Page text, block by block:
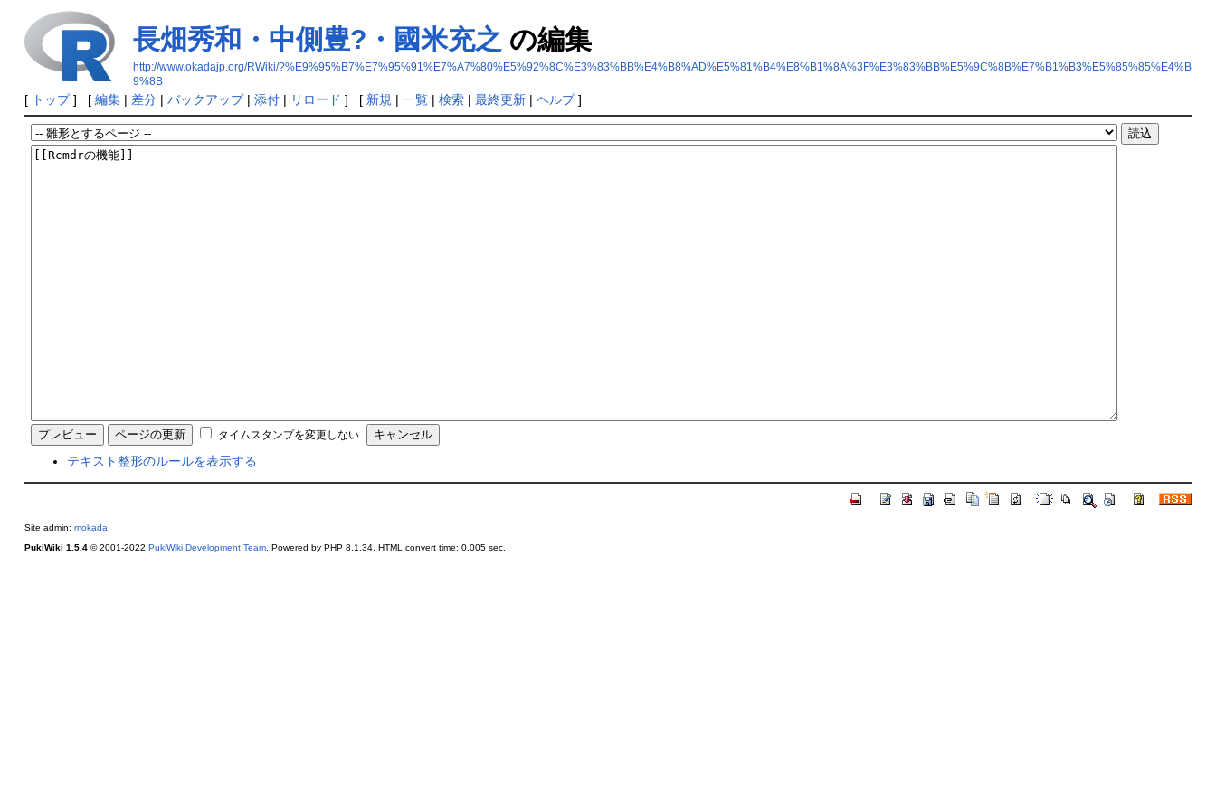
長畑秀和・中側豊?・國米充之 の編集
http://www.okadajp.org/RWiki/?%E9%95%B7%E7%95%91%E7%A7%80%E5%92%8C%E3%83%BB%E4%B8%AD%E5%81%B4%E8%B1%8A%3F%E3%83%BB%E5%9C%8B%E7%B1%B3%E5%85%85%E4%B
9%8B
[ トップ] [ 編集| 差分| バックアップ| 添付| リロード ] [ 新規 | 一覧| 検索| 最終更新| ヘルプ]
タイムスタンプを変更しない
テキスト整形のルールを表示する
Site admin: mokada
PukiWiki 1.5.4© 2001-2022 PukiWiki Development Team. Powered by PHP 8.1.34. HTML convert time: 0.005 sec.